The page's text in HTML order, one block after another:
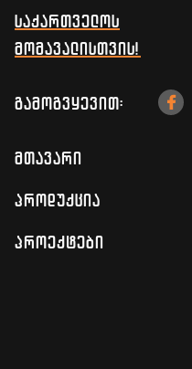
საქართველოს
მომავალისთვის!
გამოგვყევით: 
mTavari
produqcia
proeqtebi